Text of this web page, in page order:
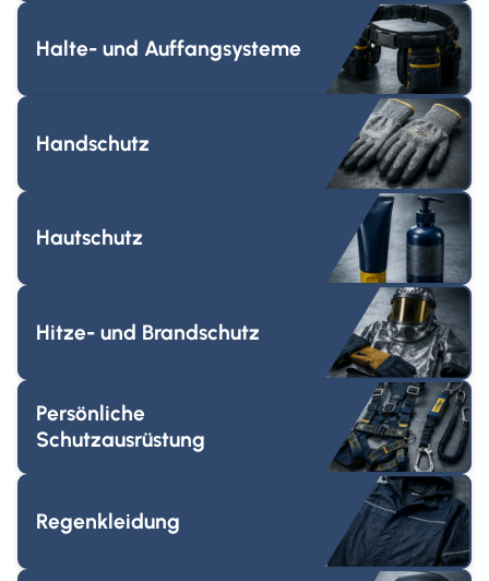
Halte- und Auffangsysteme
Handschutz
Hautschutz
Hitze- und Brandschutz
Persönliche
Schutzausrüstung
Regenkleidung